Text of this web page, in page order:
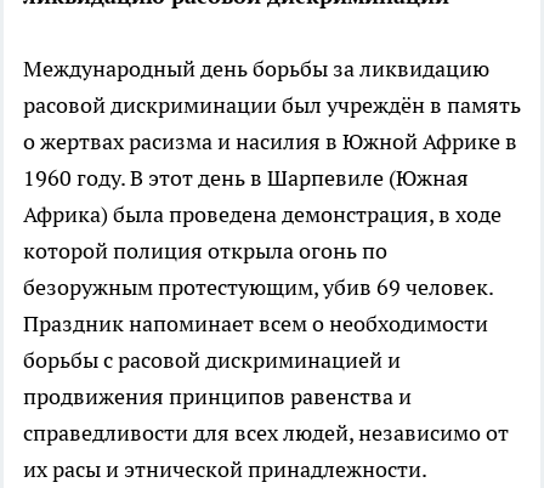
Международный день борьбы за ликвидацию
расовой дискриминации был учреждён в память
о жертвах расизма и насилия в Южной Африке в
1960 году. В этот день в Шарпевиле (Южная
Африка) была проведена демонстрация, в ходе
которой полиция открыла огонь по
безоружным протестующим, убив 69 человек.
Праздник напоминает всем о необходимости
борьбы с расовой дискриминацией и
продвижения принципов равенства и
справедливости для всех людей, независимо от
их расы и этнической принадлежности.